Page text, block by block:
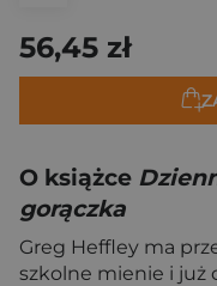
56,45 zł
O książce
gorączka
Greg Heffley ma
szkolne mienie i już